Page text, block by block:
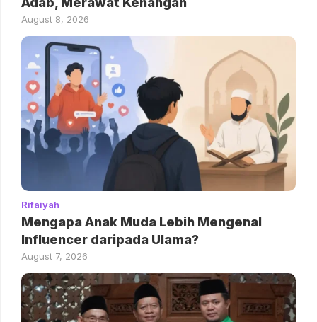
August 8, 2026
Rifaiyah
Mengapa Anak Muda Lebih Mengenal
Influencer daripada Ulama?
August 7, 2026